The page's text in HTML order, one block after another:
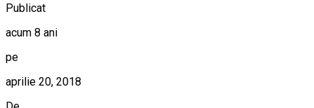
Publicat
acum 8 ani
pe
aprilie 20, 2018